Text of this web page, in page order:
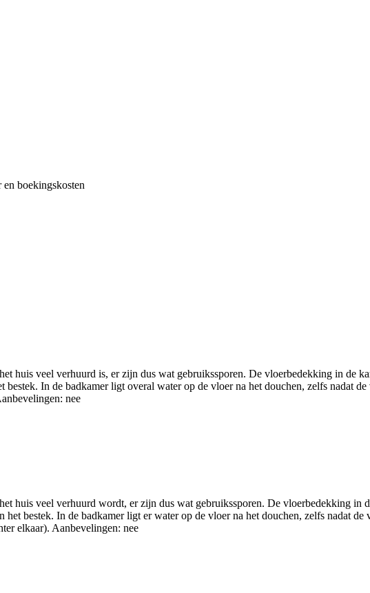
boekingskosten
huis veel verhuurd is, er zijn dus wat gebruikssporen. De vloerbedekking in de
In de badkamer ligt overal water op de vloer na het douchen, zelfs nadat
nee
huis veel verhuurd wordt, er zijn dus wat gebruikssporen. De vloerbedekking in
bestek. In de badkamer ligt er water op de vloer na het douchen, zelfs nadat
elkaar). Aanbevelingen: nee